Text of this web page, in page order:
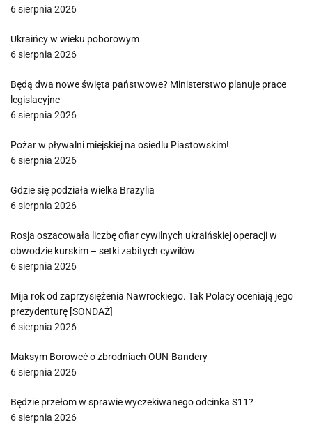
6 sierpnia 2026
Ukraińcy w wieku poborowym
6 sierpnia 2026
Będą dwa nowe święta państwowe? Ministerstwo planuje prace
legislacyjne
6 sierpnia 2026
Pożar w pływalni miejskiej na osiedlu Piastowskim!
6 sierpnia 2026
Gdzie się podziała wielka Brazylia
6 sierpnia 2026
Rosja oszacowała liczbę ofiar cywilnych ukraińskiej operacji w
obwodzie kurskim – setki zabitych cywilów
6 sierpnia 2026
Mija rok od zaprzysiężenia Nawrockiego. Tak Polacy oceniają jego
prezydenturę [SONDAŻ]
6 sierpnia 2026
Maksym Boroweć o zbrodniach OUN-Bandery
6 sierpnia 2026
Będzie przełom w sprawie wyczekiwanego odcinka S11?
6 sierpnia 2026